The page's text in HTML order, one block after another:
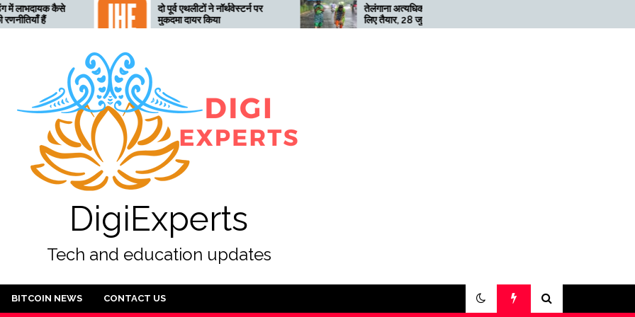
कैसे
दो पूर्व एथलीटों ने नॉर्थवेस्टर्न पर
मुकदमा दायर किया
तेलंगाना अत्यधिक भारी बारिश के
लिए तैयार, 28 जुलाई तक ‘रेड’
अलर्ट जारी
हुई तो खनन लाभदायक नहीं है
DigiExperts
Tech and education updates
BITCOIN NEWS CONTACT US